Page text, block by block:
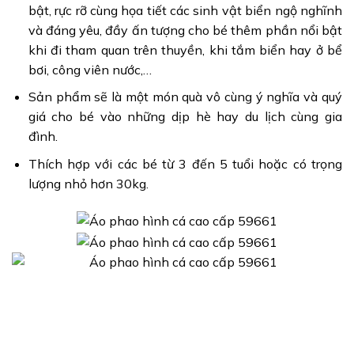
bật, rực rỡ cùng họa tiết các sinh vật biển ngộ nghĩnh
và đáng yêu, đầy ấn tượng cho bé thêm phần nổi bật
khi đi tham quan trên thuyền, khi tắm biển hay ở bể
bơi, công viên nước,…
Sản phẩm sẽ là một món quà vô cùng ý nghĩa và quý
giá cho bé vào những dịp hè hay du lịch cùng gia
đình.
Thích hợp với các bé từ 3 đến 5 tuổi hoặc có trọng
lượng nhỏ hơn 30kg.